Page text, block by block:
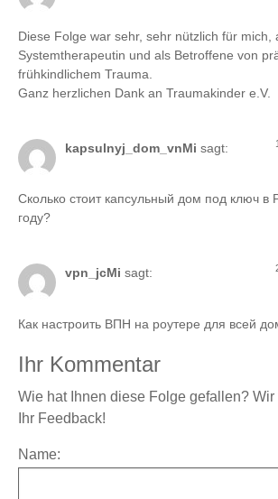
Diese Folge war sehr, sehr nützlich für mich,
Systemtherapeutin und als Betroffene von
frühkindlichem Trauma.
Ganz herzlichen Dank an Traumakinder e.V.
kapsulnyj_dom_vnMi sagt:
Сколько стоит капсульный дом под ключ в
году?
vpn_jcMi sagt:
Как настроить ВПН на роутере для всей
Ihr Kommentar
Wie hat Ihnen diese Folge gefallen?
Ihr Feedback!
Name: